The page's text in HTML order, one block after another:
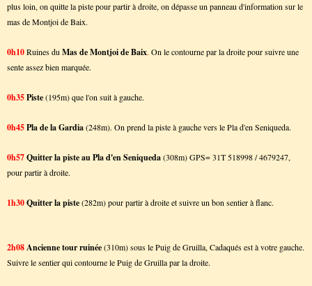
plus loin, on quitte la piste pour partir à droite, on dépasse un panneau d'information sur le
mas de Montjoi de Baix.
0h10Ruines du Mas de Montjoi de Baix. On le contourne par la droite pour suivre une
sente assez bien marquée.
0h35Piste(195m) que l'on suit à gauche.
0h45Pla de la Gardia(248m). On prend la piste à gauche vers le Pla d'en Seniqueda.
0h57Quitter la piste au Pla d'en Seniqueda(308m) GPS= 31T 518998 / 4679247,
pour partir à droite.
1h30Quitter la piste(282m) pour partir à droite et suivre un bon sentier à flanc.
2h08Ancienne tour ruinée(310m) sous le Puig de Gruilla, Cadaqués est à votre gauche.
Suivre le sentier qui contourne le Puig de Gruilla par la droite.